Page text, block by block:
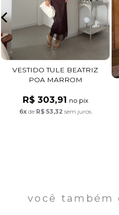
VESTIDO TULE BEATRIZ
POA MARROM
R$ 303,91 no pix
6x de R$ 53,32 sem juros
você também